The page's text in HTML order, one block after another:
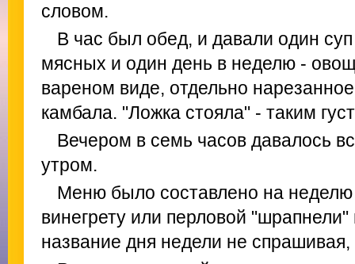
словом.
В час был обед, и давали один
мясных и один день в неделю -
вареном виде, отдельно
камбала. "Ложка стояла" - таким
Вечером в семь часов давалось
утром.
Меню было составлено на
винегрету или перловой
название дня недели не